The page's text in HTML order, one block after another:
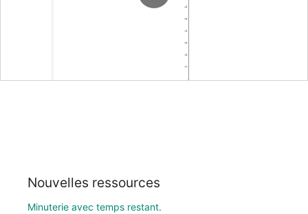
Nouvelles ressources
Minuterie avec temps restant.